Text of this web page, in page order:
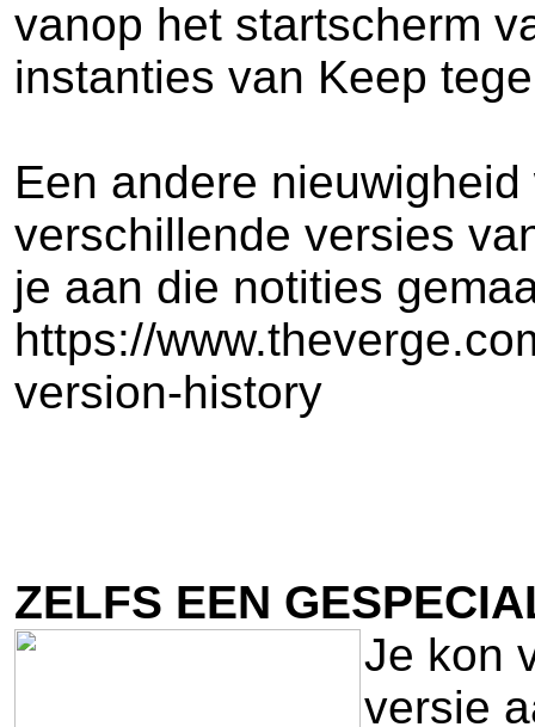
vanop het startscherm
instanties van Keep
Een andere
verschillende versies
je aan die notities
https://
version-history
ZELFS EEN
Je kon
versie